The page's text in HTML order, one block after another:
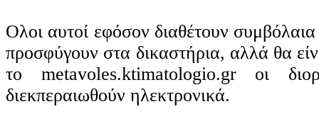
Ολοι αυτοί εφόσον διαθέτουν συμβόλαια
προσφύγουν στα δικαστήρια, αλλά θα
το metavoles.ktimatologio.gr οι
διεκπεραιωθούν ηλεκτρονικά.